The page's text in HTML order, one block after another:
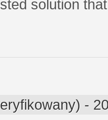
solution
-